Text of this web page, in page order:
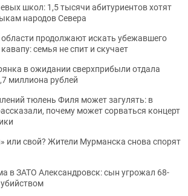
школ: 1,5 тысячи абитуриентов хотят
народов Севера
продолжают искать убежавшего
семья не спит и скучает
в ожидании сверхприбыли отдала
миллиона рублей
тюлень Филя может загулять: в
почему может сорваться концерт
или свой? Жители Мурманска снова спорят
в ЗАТО Александровск: сын угрожал 68-